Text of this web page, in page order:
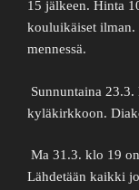
15 jälkeen. Hinta
kouluikäiset
mennessä.
Sunnuntaina
kyläkirkkoon.
Ma 31.3. klo 19
Lähdetään kaikki